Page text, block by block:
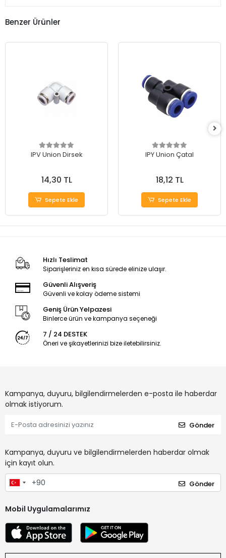
Benzer Ürünler
IPV Union Dirsek
14,30 TL
Sepete Ekle
IPY Union Çatal
18,12 TL
Sepete Ekle
Hızlı Teslimat
Siparişleriniz en kısa sürede elinize ulaşır.
Güvenli Alışveriş
Güvenli ve kolay ödeme sistemi
Geniş Ürün Yelpazesi
Binlerce ürün ve kampanya seçeneği
7 / 24 DESTEK
Öneri ve şikayetlerinizi bize iletebilirsiniz.
Kampanya, duyuru, bilgilendirmelerden e-posta ile haberdar
olmak istiyorum.
Gönder
Kampanya, duyuru ve bilgilendirmelerden haberdar olmak
için kayıt olun.
Gönder
Mobil Uygulamalarımız